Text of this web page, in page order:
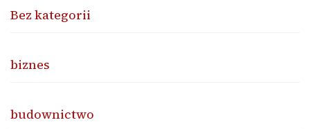
Bez kategorii
biznes
budownictwo